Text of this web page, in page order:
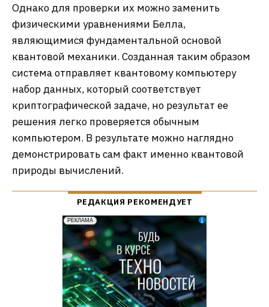
Однако для проверки их можно заменить
физическими уравнениями Белла,
являющимися фундаментальной основой
квантовой механики. Созданная таким образом
система отправляет квантовому компьютеру
набор данных, который соответствует
криптографической задаче, но результат ее
решения легко проверяется обычным
компьютером. В результате можно наглядно
демонстрировать сам факт именно квантовой
природы вычислений.